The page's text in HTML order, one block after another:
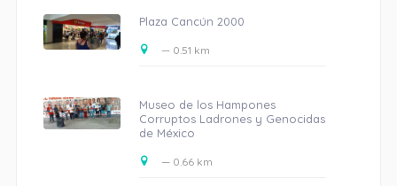
Plaza Cancún 2000
— 0.51 km
Museo de los Hampones
Corruptos Ladrones y Genocidas
de México
— 0.66 km